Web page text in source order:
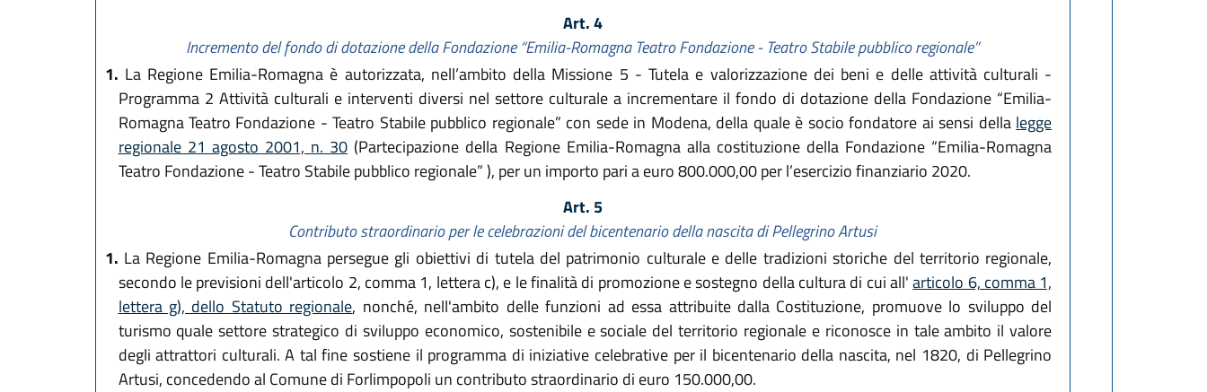
Art. 4
Incremento del fondo di dotazione della Fondazione “Emilia-Romagna Teatro Fondazione - Teatro Stabile pubblico regionale”
1. La Regione Emilia-Romagna è autorizzata, nell’ambito della Missione 5 - Tutela e valorizzazione dei beni e delle attività culturali -
Programma 2 Attività culturali e interventi diversi nel settore culturale a incrementare il fondo di dotazione della Fondazione “Emilia-
Romagna Teatro Fondazione - Teatro Stabile pubblico regionale” con sede in Modena, della quale è socio fondatore ai sensi della legge
regionale 21 agosto 2001, n. 30 (Partecipazione della Regione Emilia-Romagna alla costituzione della Fondazione “Emilia-Romagna
Teatro Fondazione - Teatro Stabile pubblico regionale” ), per un importo pari a euro 800.000,00 per l’esercizio finanziario 2020.
Art. 5
Contributo straordinario per le celebrazioni del bicentenario della nascita di Pellegrino Artusi
1. La Regione Emilia-Romagna persegue gli obiettivi di tutela del patrimonio culturale e delle tradizioni storiche del territorio regionale,
secondo le previsioni dell'articolo 2, comma 1, lettera c), e le finalità di promozione e sostegno della cultura di cui all'articolo 6, comma 1,
lettera g), dello Statuto regionale, nonché, nell'ambito delle funzioni ad essa attribuite dalla Costituzione, promuove lo sviluppo del
turismo quale settore strategico di sviluppo economico, sostenibile e sociale del territorio regionale e riconosce in tale ambito il valore
degli attrattori culturali. A tal fine sostiene il programma di iniziative celebrative per il bicentenario della nascita, nel 1820, di Pellegrino
Artusi, concedendo al Comune di Forlimpopoli un contributo straordinario di euro 150.000,00.